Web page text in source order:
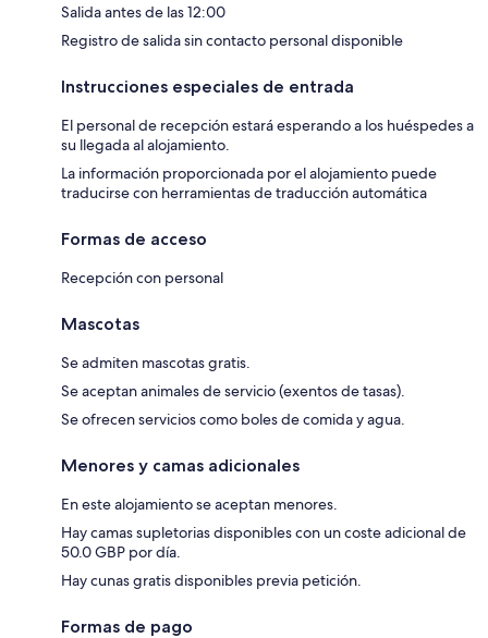
Salida antes de las 12:00
Registro de salida sin contacto personal disponible
Instrucciones especiales de entrada
El personal de recepción estará esperando a los huéspedes a
su llegada al alojamiento.
La información proporcionada por el alojamiento puede
traducirse con herramientas de traducción automática
Formas de acceso
Recepción con personal
Mascotas
Se admiten mascotas gratis.
Se aceptan animales de servicio (exentos de tasas).
Se ofrecen servicios como boles de comida y agua.
Menores y camas adicionales
En este alojamiento se aceptan menores.
Hay camas supletorias disponibles con un coste adicional de
50.0 GBP por día.
Hay cunas gratis disponibles previa petición.
Formas de pago